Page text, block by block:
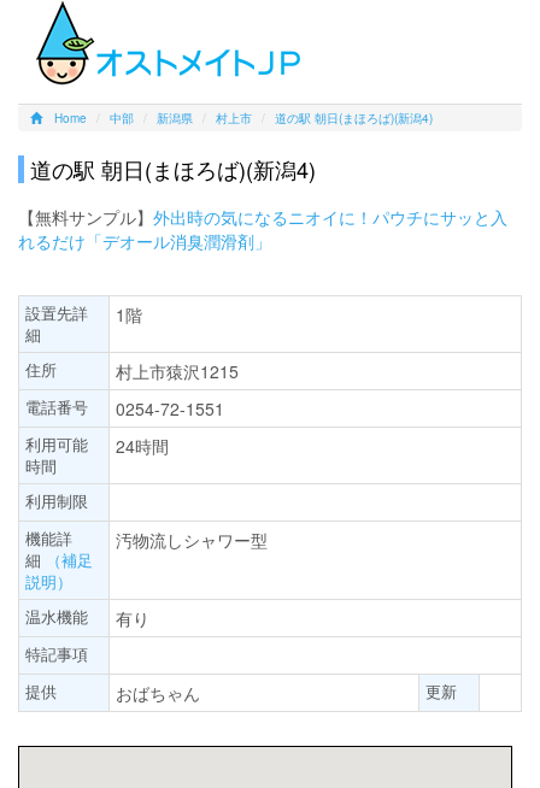
Home 中部 新潟県 村上市 道の駅 朝日(まほろば)(新潟4)
道の駅 朝日(まほろば)(新潟4)
【無料サンプル】 外出時の気になるニオイに！パウチにサッと入
れるだけ「デオール消臭潤滑剤」
設置先詳
細
1階
住所 村上市猿沢1215
電話番号 0254-72-1551
利用可能
時間
24時間
利用制限
機能詳
細
（補足
説明）
汚物流しシャワー型
温水機能 有り
特記事項
提供
おばちゃん 更新